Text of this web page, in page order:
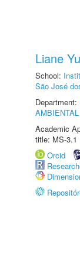
Liane
School:
São José
Department:
AMBIENTAL
Academic
title: MS-3.1
Orcid